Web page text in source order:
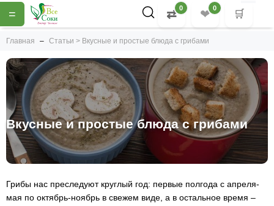
= ⇄ 0 ❤ 0 🛒
Главная Статьи > Вкусные и простые блюда с грибами
Вкусные и простые блюда с грибами
Грибы нас преследуют круглый год: первые полгода с апреля-
мая по октябрь-ноябрь в свежем виде, а в остальное время –